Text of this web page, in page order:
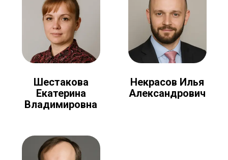
Шестакова
Екатерина
Владимировна
Некрасов Илья
Александрович